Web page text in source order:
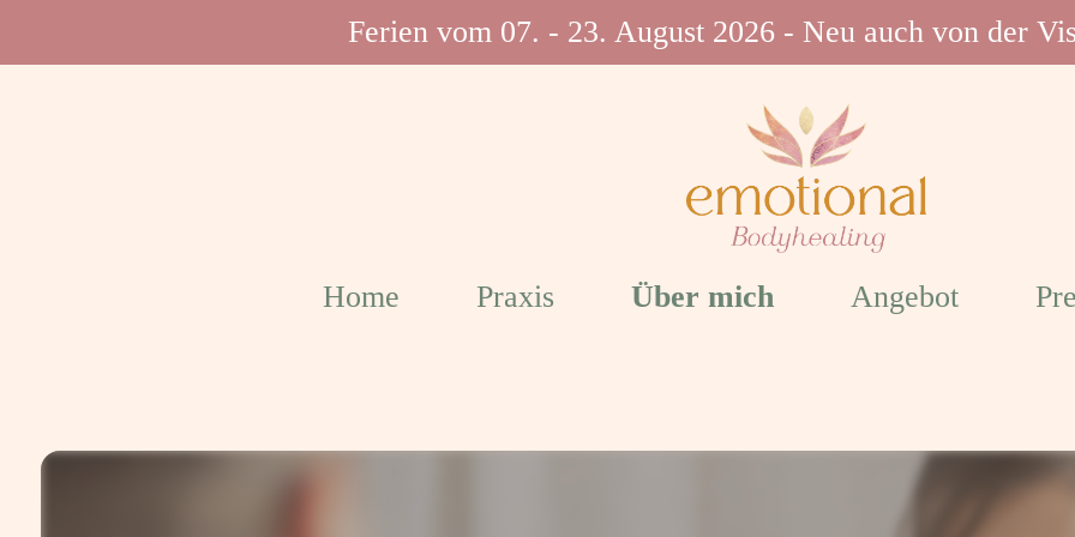
Ferien vom 07. - 23. August 2026 - Neu auch von der
Home Praxis Über mich Angebot